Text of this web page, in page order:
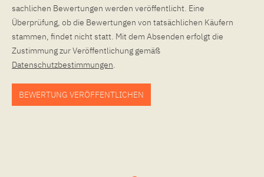
sachlichen Bewertungen werden veröffentlicht. Eine
Überprüfung, ob die Bewertungen von tatsächlichen Käufern
stammen, findet nicht statt. Mit dem Absenden erfolgt die
Zustimmung zur Veröffentlichung gemäß
Datenschutzbestimmungen.
BEWERTUNG VERÖFFENTLICHEN